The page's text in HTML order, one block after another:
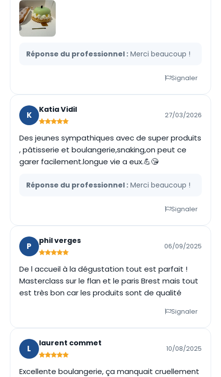
Réponse du professionnel : Merci beaucoup !
Signaler
K
Katia Vidil
27/03/2026
Des jeunes sympathiques avec de super produits
, pâtisserie et boulangerie,snaking,on peut ce
garer facilement.longue vie a eux.💪😘
Réponse du professionnel : Merci beaucoup !
Signaler
P
phil verges
06/09/2025
De l accueil à la dégustation tout est parfait !
Masterclass sur le flan et le paris Brest mais tout
est très bon car les produits sont de qualité
Signaler
L
laurent commet
10/08/2025
Excellente boulangerie, ça manquait cruellement